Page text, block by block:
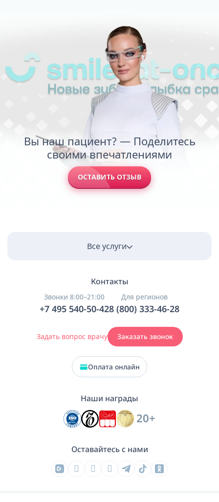
Вы наш пациент? — Поделитесь
своими впечатлениями
ОСТАВИТЬ ОТЗЫВ
Все услуги
Контакты
Звонки 8:00–21:00
+7 495 540-50-42
Для регионов
8 (800) 333-46-28
Задать вопрос врачу Заказать звонок
Оплата онлайн
Наши награды
20+
Оставайтесь с нами